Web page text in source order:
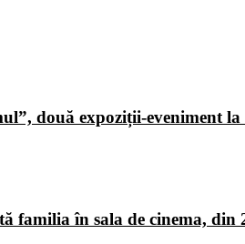
două expoziții-eveniment
familia în sala de cinema, din